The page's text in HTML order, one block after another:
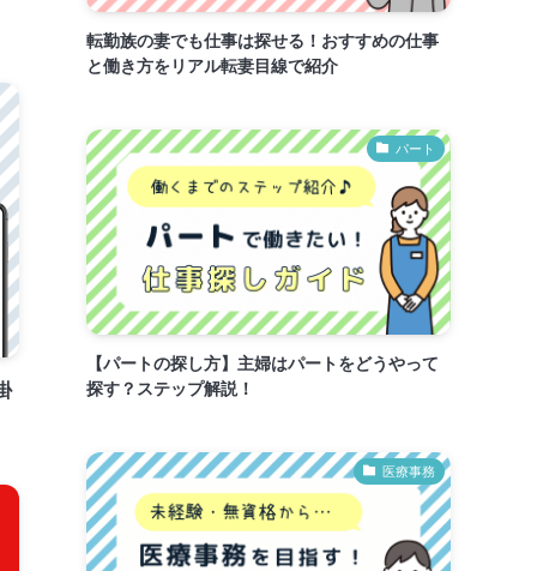
転勤族の妻でも仕事は探せる！おすすめの仕事
と働き方をリアル転妻目線で紹介
パート
【パートの探し方】主婦はパートをどうやって
探す？ステップ解説！
医療事務